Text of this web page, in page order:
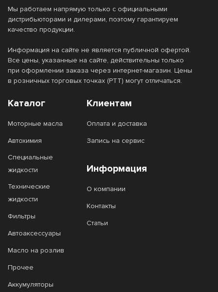
Мы работаем напрямую только с официальными
дистрибьюторами и дилерами, поэтому гарантируем
качество продукции.
Информация на сайте не является публичной офертой.
Все цены, указанные на сайте, действительны только
при оформлении заказа через интернет-магазин. Цены
в розничных торговых точках (РТТ) могут отличаться.
Каталог
Моторные масла
Автохимия
Специальные
жидкости
Технические
жидкости
Фильтры
Автоаксессуары
Масло на розлив
Прочее
Аккумуляторы
Клиентам
Оплата и доставка
Запись на сервис
Информация
О компании
Контакты
Статьи